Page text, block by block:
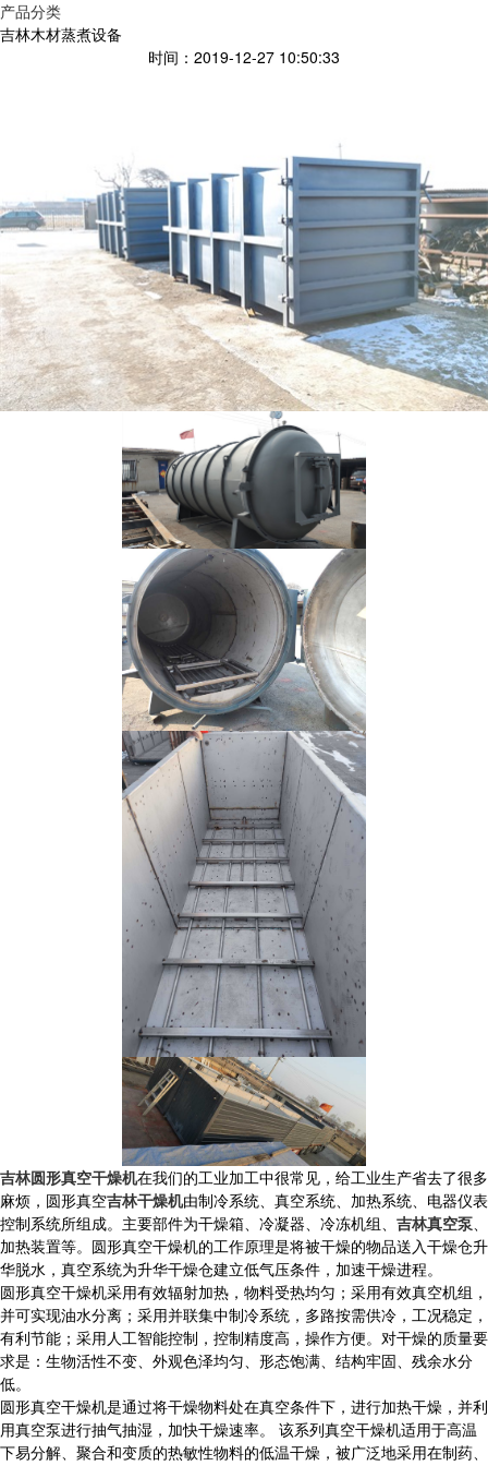
产品分类
吉林木材蒸煮设备
时间：2019-12-27 10:50:33
吉林圆形真空干燥机在我们的工业加工中很常见，给工业生产省去了很多
麻烦，圆形真空吉林干燥机由制冷系统、真空系统、加热系统、电器仪表
控制系统所组成。主要部件为干燥箱、冷凝器、冷冻机组、 吉林真空泵、
加热装置等。圆形真空干燥机的工作原理是将被干燥的物品送入干燥仓升
华脱水，真空系统为升华干燥仓建立低气压条件，加速干燥进程。
圆形真空干燥机采用有效辐射加热，物料受热均匀；采用有效真空机组，
并可实现油水分离；采用并联集中制冷系统，多路按需供冷，工况稳定，
有利节能；采用人工智能控制，控制精度高，操作方便。对干燥的质量要
求是：生物活性不变、外观色泽均匀、形态饱满、结构牢固、残余水分
低。
圆形真空干燥机是通过将干燥物料处在真空条件下，进行加热干燥，并利
用真空泵进行抽气抽湿，加快干燥速率。 该系列真空干燥机适用于高温
下易分解、聚合和变质的热敏性物料的低温干燥，被广泛地采用在制药、